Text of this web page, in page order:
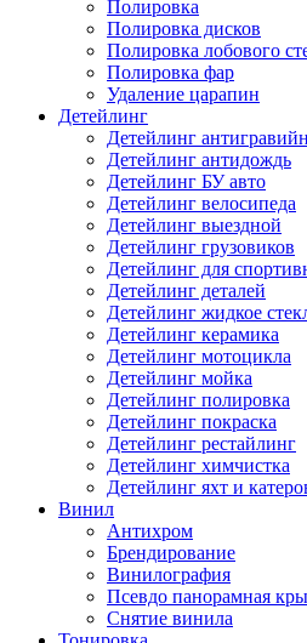
Полировка
Полировка дисков
Полировка лобового
Полировка фар
Удаление царапин
Детейлинг
Детейлинг
Детейлинг антидождь
Детейлинг БУ авто
Детейлинг велосипеда
Детейлинг выездной
Детейлинг грузовиков
Детейлинг для
Детейлинг деталей
Детейлинг жидкое
Детейлинг керамика
Детейлинг мотоцикла
Детейлинг мойка
Детейлинг полировка
Детейлинг покраска
Детейлинг рестайлинг
Детейлинг химчистка
Детейлинг яхт и
Винил
Антихром
Брендирование
Винилография
Псевдо панорамная
Снятие винила